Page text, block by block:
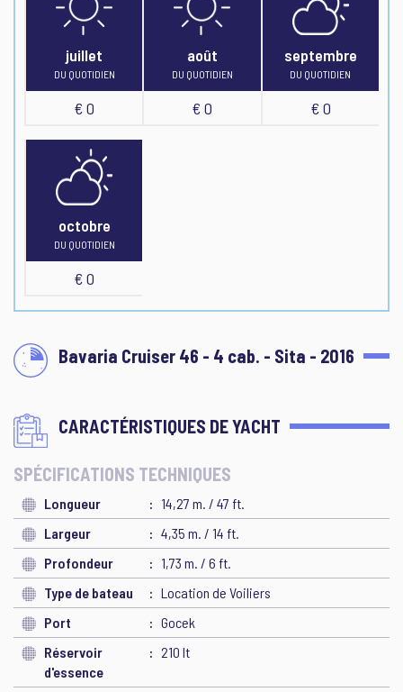
juillet
DU QUOTIDIEN
€ 0
août
DU QUOTIDIEN
€ 0
septembre
DU QUOTIDIEN
€ 0
octobre
DU QUOTIDIEN
€ 0
Bavaria Cruiser 46 - 4 cab. - Sita - 2016
CARACTÉRISTIQUES DE YACHT
SPÉCIFICATIONS TECHNIQUES
Longueur
14,27 m. / 47 ft.
Largeur
4,35 m. / 14 ft.
Profondeur
1,73 m. / 6 ft.
Type de bateau
Location de Voiliers
Port
Gocek
Réservoir
d'essence
210 lt